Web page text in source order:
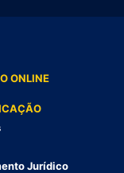
ONLINE
Jurídico